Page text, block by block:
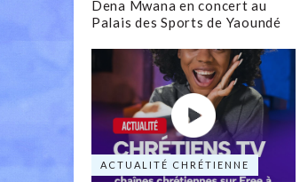
Dena Mwana en concert au
Palais des Sports de Yaoundé
ACTUALITÉ CHRÉTIENNE